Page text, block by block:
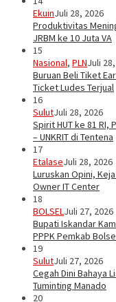
EkuinJuli 28, 2026
Produktivitas
JRBM ke 10 Juta VA
15
Nasional, PLNJuli
Buruan Beli Tiket
Ticket Ludes Terjual
16
SulutJuli 28, 2026
Spirit HUT ke 81 RI,
– UNKRIT di Tentena
17
EtalaseJuli 28, 2026
Luruskan Opini,
Owner IT Center
18
BOLSELJuli 27, 2026
Bupati Iskandar
PPPK Pemkab
19
SulutJuli 27, 2026
Cegah Dini Bahaya
Tuminting Manado
20